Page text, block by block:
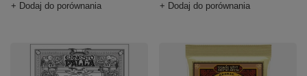
+ Dodaj do porównania + Dodaj do porównania